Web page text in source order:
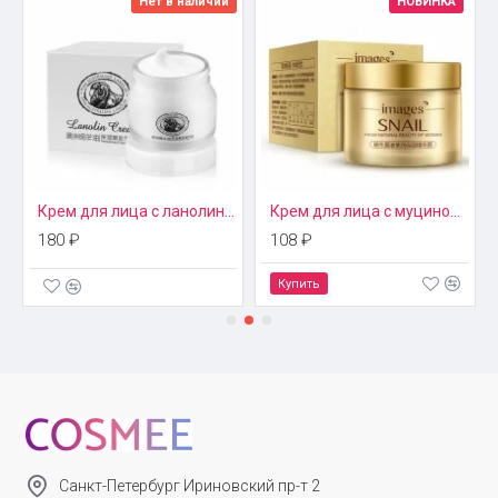
проведения отшелушивающего пилинга для стоп.
180 ₽ 108 ₽
Купить
Санкт-Петербург Ириновский пр-т 2